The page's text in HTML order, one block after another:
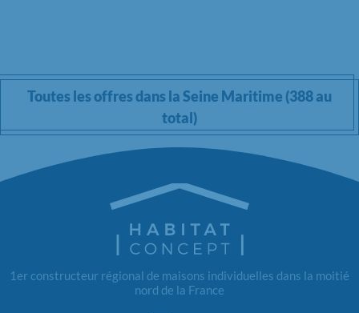
Toutes les offres dans la Seine Maritime (388 au
total)
1er constructeur régional de maisons individuelles dans la moitié
nord de la France